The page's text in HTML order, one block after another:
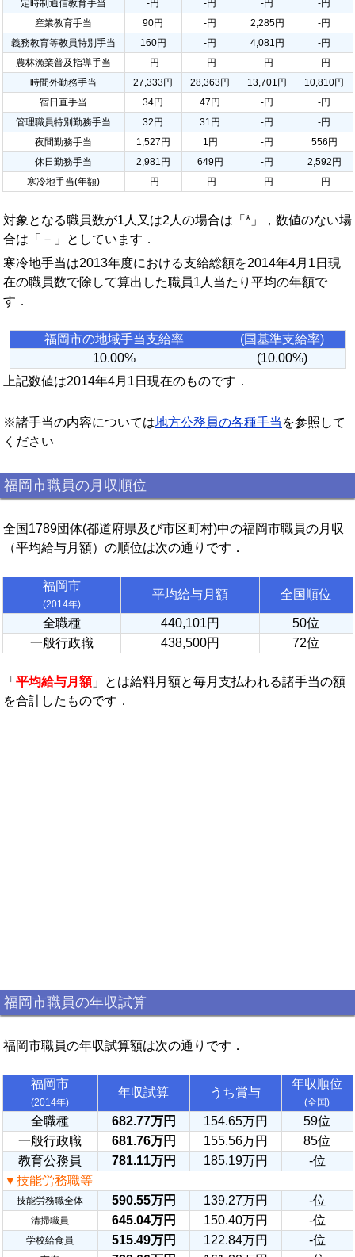
定時制通信教育手当 -円 -円 -円
-円
産業教育手当
90円 -円 2,285円
-円
義務教育等教員特別手当
160円 -円 4,081円
-円
農林漁業普及指導手当
-円 -円 -円
-円
時間外勤務手当
27,333円 28,363円 13,701円
10,810円
宿日直手当
34円 47円 -円
-円
管理職員特別勤務手当
32円 31円 -円
-円
夜間勤務手当
1,527円 1円 -円
556円
休日勤務手当
2,981円 649円 -円
2,592円
寒冷地手当(年額)
-円 -円 -円 -円
対象となる職員数が1人又は2人の場合は「*」，数値のない場
合は「－」としています．
寒冷地手当は2013年度における支給総額を2014年4月1日現
在の職員数で除して算出した職員1人当たり平均の年額で
す．
福岡市の地域手当支給率
(国基準支給率)
10.00%
(10.00%)
上記数値は2014年4月1日現在のものです．
※諸手当の内容については地方公務員の各種手当 を参照して
ください
福岡市職員の月収順位
全国1789団体(都道府県及び市区町村)中の福岡市職員の月収
（平均給与月額）の順位は次の通りです．
福岡市
(2014年)
平均給与月額 全国順位
全職種 440,101円
50位
一般行政職
438,500円 72位
「 平均給与月額」とは給料月額と毎月支払われる諸手当の額
を合計したものです．
福岡市職員の年収試算
福岡市職員の年収試算額は次の通りです．
福岡市
(2014年)
年収試算 うち賞与
年収順位
(全国)
全職種 682.77万円 154.65万円
59位
一般行政職
681.76万円 155.56万円
85位
教育公務員
781.11万円 185.19万円
-位
▼技能労務職等
技能労務職全体 590.55万円 139.27万円 -位
清掃職員 645.04万円 150.40万円 -位
学校給食員 515.49万円 122.84万円 -位